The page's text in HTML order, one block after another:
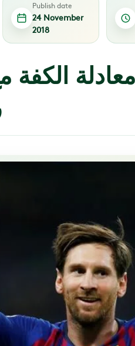
Publish date
24 November
2018
الكفة